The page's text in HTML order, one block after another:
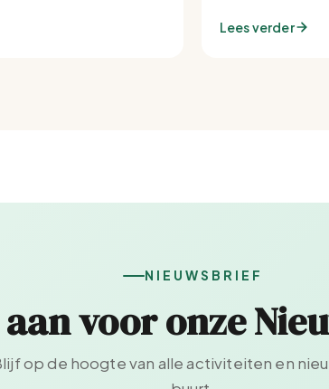
Lees verder
NIEUWSBRIEF
voor onze
op de hoogte van alle activiteiten en